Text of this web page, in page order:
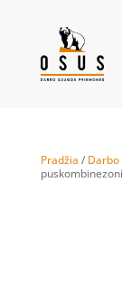
Pradžia /